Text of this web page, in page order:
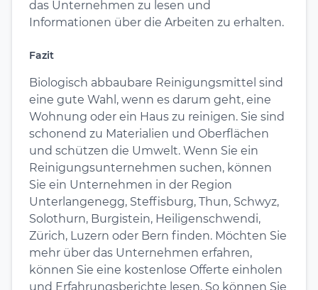
das Unternehmen zu lesen und
Informationen über die Arbeiten zu erhalten.
Fazit
Biologisch abbaubare Reinigungsmittel sind
eine gute Wahl, wenn es darum geht, eine
Wohnung oder ein Haus zu reinigen. Sie sind
schonend zu Materialien und Oberflächen
und schützen die Umwelt. Wenn Sie ein
Reinigungsunternehmen suchen, können
Sie ein Unternehmen in der Region
Unterlangenegg, Steffisburg, Thun, Schwyz,
Solothurn, Burgistein, Heiligenschwendi,
Zürich, Luzern oder Bern finden. Möchten Sie
mehr über das Unternehmen erfahren,
können Sie eine kostenlose Offerte einholen
und Erfahrungsberichte lesen. So können Sie